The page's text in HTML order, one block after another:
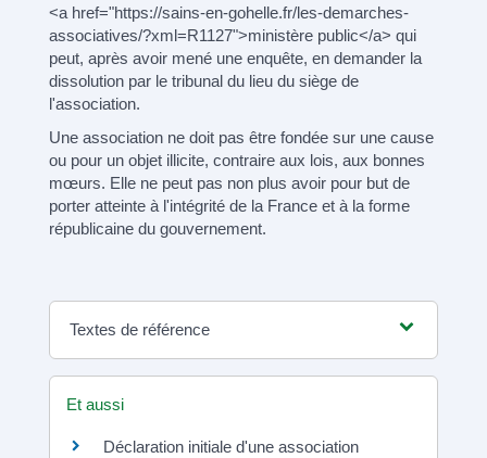
<a href="https://sains-en-gohelle.fr/les-demarches-
associatives/?xml=R1127">ministère public</a> qui
peut, après avoir mené une enquête, en demander la
dissolution par le tribunal du lieu du siège de
l'association.
Une association ne doit pas être fondée sur une cause
ou pour un objet illicite, contraire aux lois, aux bonnes
mœurs. Elle ne peut pas non plus avoir pour but de
porter atteinte à l'intégrité de la France et à la forme
républicaine du gouvernement.
Textes de référence
Et aussi
Déclaration initiale d'une association